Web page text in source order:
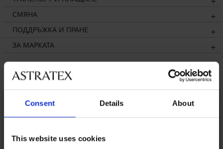
Consent Details About
This website uses cookies
СМЯНА
ПОДДРЪЖКА И ПРАНЕ
ЗА МАРКАТА
Може да ви хареса